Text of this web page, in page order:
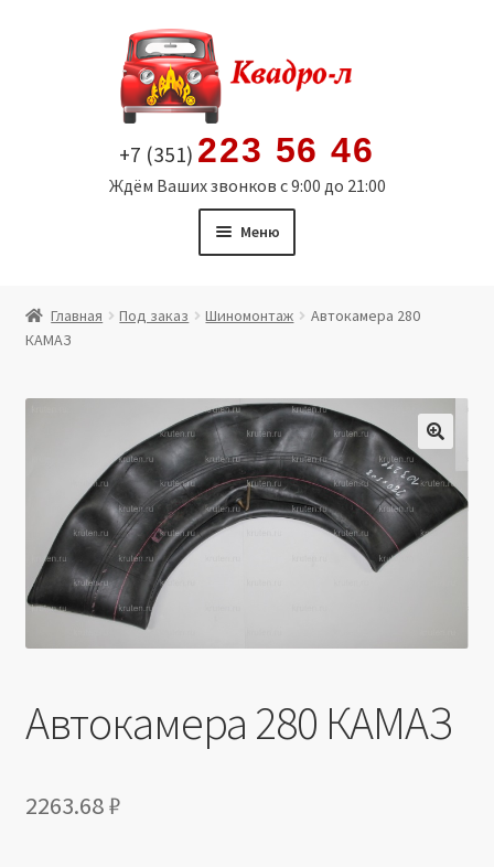
содержимому
+7 (351) 223 56 46
Ждём Ваших звонков с 9:00 до 21:00
Меню
Витрина
Мой аккаунт
Политика в отношении обработки персональных
Производители
Юридические данные
Главная Под заказ Шиномонтаж
Автокамера 280
КАМАЗ
🔍
Автокамера 280 КАМАЗ
2263.68₽